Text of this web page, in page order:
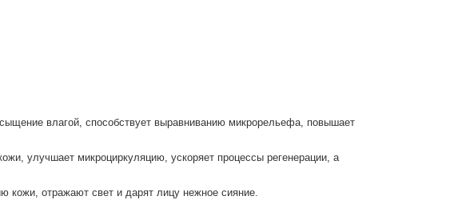
влагой, способствует выравниванию микрорельефа, повышает
улучшает микроциркуляцию, ускоряет процессы регенерации, а
кожи, отражают свет и дарят лицу нежное сияние.